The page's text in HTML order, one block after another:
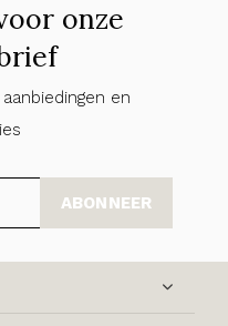
onze
en
ABONNEER